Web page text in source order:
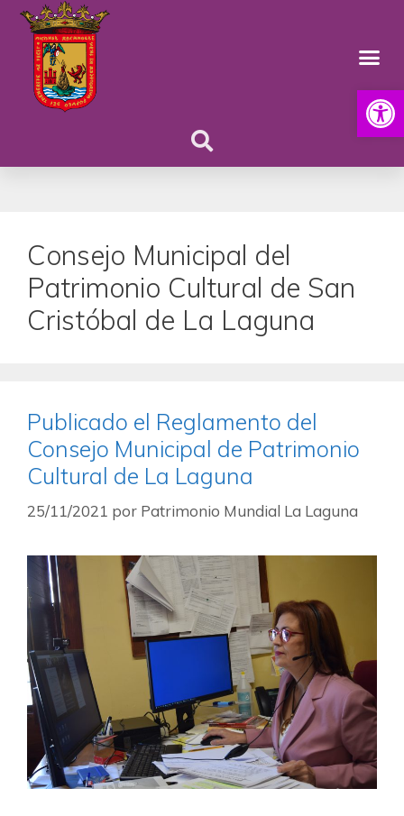
Abrir
Consejo Municipal del
Patrimonio Cultural de San
Cristóbal de La Laguna
Publicado el Reglamento del
Consejo Municipal de Patrimonio
Cultural de La Laguna
25/11/2021 por Patrimonio Mundial La Laguna